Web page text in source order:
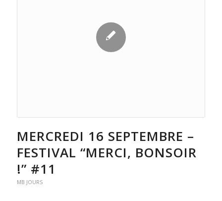
MERCREDI 16 SEPTEMBRE –
FESTIVAL “MERCI, BONSOIR
!” #11
MB JOURS